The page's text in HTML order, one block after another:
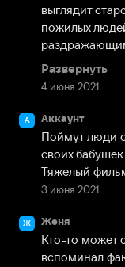
4 июня 2021
выглядит
пожилых
Развернуть
А Аккаунт
3 июня 2021
Поймут люди
своих
Тяжелый
Ж Женя
Кто-то может
вспоминал